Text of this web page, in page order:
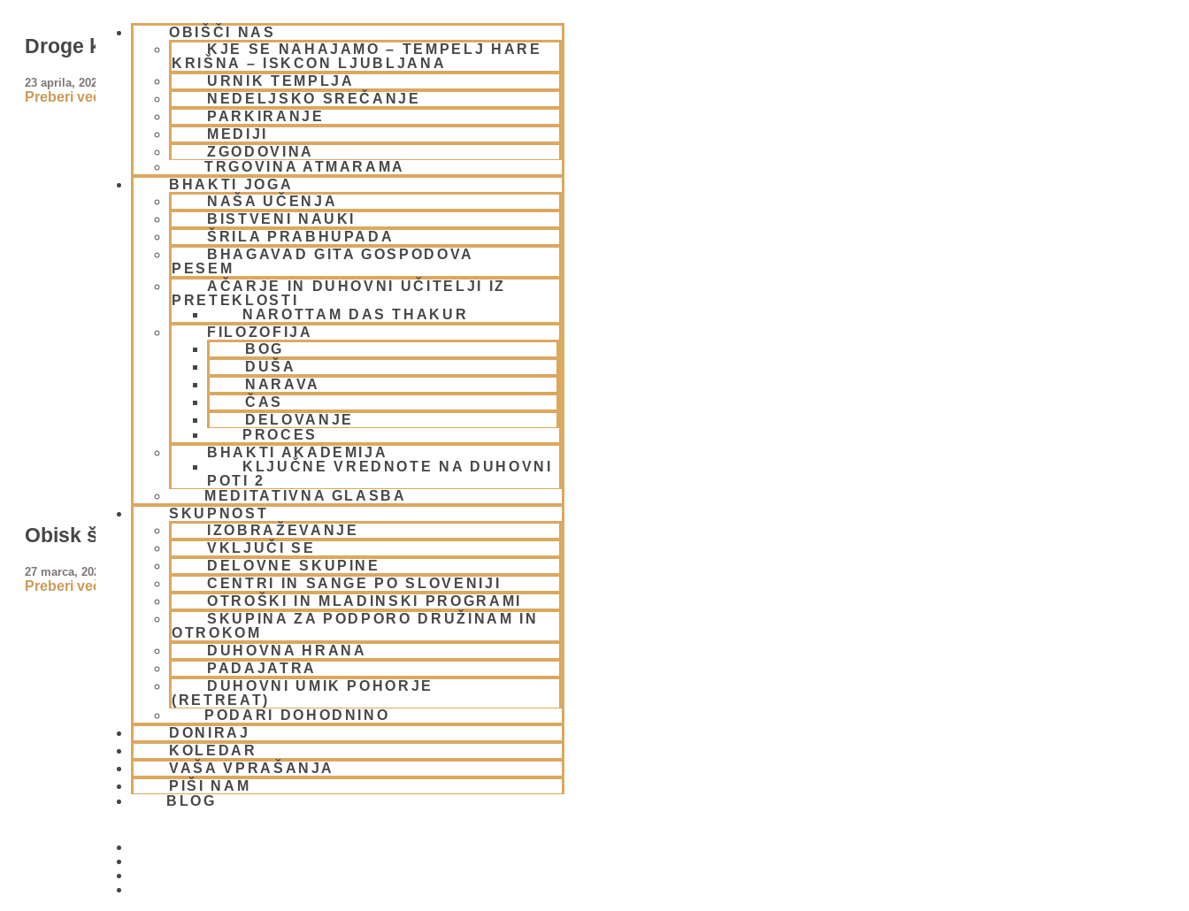
OBIŠČI NAS
KJE SE NAHAJAMO – TEMPELJ HARE
KRIŠNA – ISKCON LJUBLJANA
URNIK TEMPLJA
NEDELJSKO SREČANJE
PARKIRANJE
MEDIJI
ZGODOVINA
TRGOVINA ATMARAMA
BHAKTI JOGA
NAŠA UČENJA
BISTVENI NAUKI
ŠRILA PRABHUPADA
BHAGAVAD GITA GOSPODOVA
PESEM
AČARJE IN DUHOVNI UČITELJI IZ
PRETEKLOSTI
NAROTTAM DAS THAKUR
FILOZOFIJA
BOG
DUŠA
NARAVA
ČAS
DELOVANJE
PROCES
BHAKTI AKADEMIJA
KLJUČNE VREDNOTE NA DUHOVNI
POTI 2
MEDITATIVNA GLASBA
SKUPNOST
IZOBRAŽEVANJE
VKLJUČI SE
DELOVNE SKUPINE
CENTRI IN SANGE PO SLOVENIJI
OTROŠKI IN MLADINSKI PROGRAMI
SKUPINA ZA PODPORO DRUŽINAM IN
OTROKOM
DUHOVNA HRANA
PADAJATRA
DUHOVNI UMIK POHORJE
(RETREAT)
PODARI DOHODNINO
DONIRAJ
KOLEDAR
VAŠA VPRAŠANJA
PIŠI NAM
BLOG
Droge kot duhovna praksa?
23 aprila, 2026
Preberi več »
Obisk študentov Filozofske fakultete
27 marca, 2026
Preberi več »